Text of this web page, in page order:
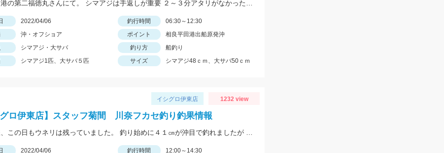
2022/04/06 釣行時間
06:30～12:30
沖・オフショア ポイント
相良平田港出船原発沖
シマアジ・大サバ 釣り方
船釣り
シマアジ1匹、大サバ５匹 サイズ シマアジ48ｃｍ、大サバ50ｃｍ
イシグロ伊東店 1232 view
グロ伊東店】スタッフ菊間 川奈フカセ釣り釣果情報
2022/04/06 釣行時間 12:00～14:30